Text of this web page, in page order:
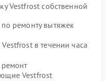
Vestfrost собственной
ремонту вытяжек
в течении часа
Vestfrost